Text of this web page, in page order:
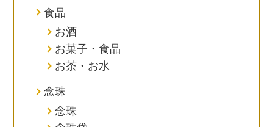
食品
お酒
お菓子・食品
お茶・お水
念珠
念珠